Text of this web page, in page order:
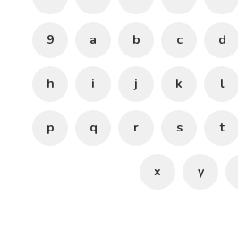
9 a b c d
h i j k l
p q r s t
x y